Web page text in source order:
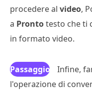
procedere al video,
a Prontotesto che ti
in formato video.
Passaggio
3
Infine,
l'operazione di